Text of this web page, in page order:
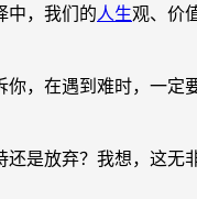
，我们的人生观、价
，在遇到难时，一
放弃？我想，这无